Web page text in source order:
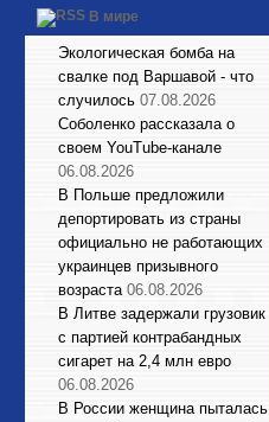
В мире
Экологическая бомба на
свалке под Варшавой - что
случилось 07.08.2026
Соболенко рассказала о
своем YouTube-канале
06.08.2026
В Польше предложили
депортировать из страны
официально не работающих
украинцев призывного
возраста 06.08.2026
В Литве задержали грузовик
с партией контрабандных
сигарет на 2,4 млн евро
06.08.2026
В России женщина пыталась